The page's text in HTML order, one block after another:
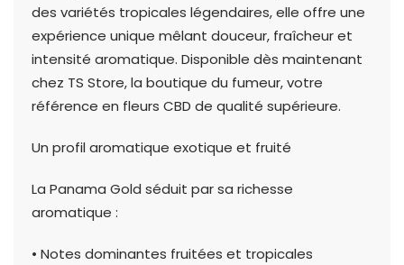
des variétés tropicales légendaires, elle offre une
expérience unique mêlant douceur, fraîcheur et
intensité aromatique. Disponible dès maintenant
chez TS Store, la boutique du fumeur, votre
référence en fleurs CBD de qualité supérieure.
Un profil aromatique exotique et fruité
La Panama Gold séduit par sa richesse
aromatique :
• Notes dominantes fruitées et tropicales